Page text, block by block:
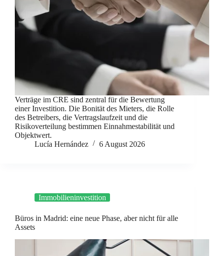
Verträge im CRE sind zentral für die Bewertung
einer Investition. Die Bonität des Mieters, die Rolle
des Betreibers, die Vertragslaufzeit und die
Risikoverteilung bestimmen Einnahmestabilität und
Objektwert.
Lucía Hernández
6 August 2026
Immobilieninvestition
Büros in Madrid: eine neue Phase, aber nicht für alle
Assets